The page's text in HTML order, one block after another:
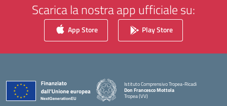
Scarica la nostra app ufficiale su:
App Store Play Store
Istituto Comprensivo Tropea-Ricadi
Don Francesco Mottola
Tropea (VV)
— Visita la pagina iniziale della scuola